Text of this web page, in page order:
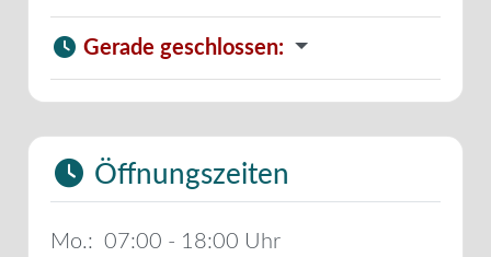
Gerade geschlossen:
Öffnungszeiten
Mo.: 07:00 - 18:00